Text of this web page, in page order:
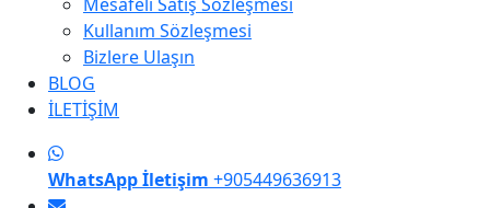
Kullanım Sözleşmesi
Bizlere Ulaşın
BLOG
İLETİŞİM
WhatsApp İletişim +905449636913